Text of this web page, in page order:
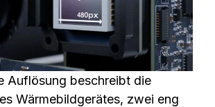
Auflösung beschreibt die
Wärmebildgerätes, zwei eng